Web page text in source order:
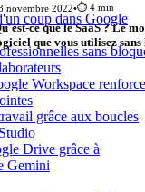
coup dans Google
sans
Workspace
grâce aux boucles
Drive grâce à
Gemini
novembre 2022•⏱️ 4 min
ce que le SaaS ? Le
que vous utilisez